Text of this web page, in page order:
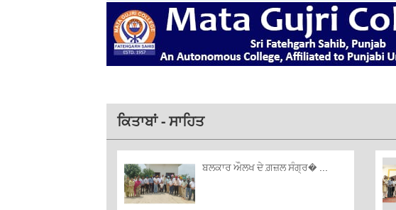
ਕਿਤਾਬਾਂ - ਸਾਹਿਤ
ਬਲਕਾਰ ਔਲਖ ਦੇ ਗ਼ਜ਼ਲ ਸੰਗ੍ਰ� ...